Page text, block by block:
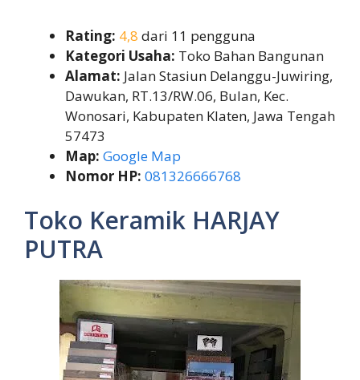
Rating: 4,8 dari 11 pengguna
Kategori Usaha: Toko Bahan Bangunan
Alamat: Jalan Stasiun Delanggu-Juwiring,
Dawukan, RT.13/RW.06, Bulan, Kec.
Wonosari, Kabupaten Klaten, Jawa Tengah
57473
Map: Google Map
Nomor HP: 081326666768
Toko Keramik HARJAY
PUTRA